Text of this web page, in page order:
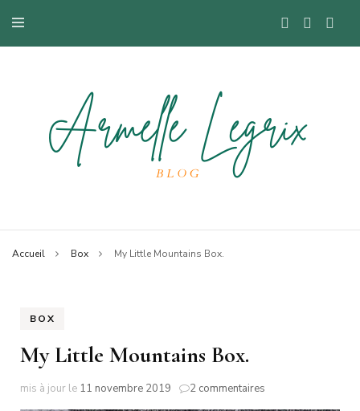
Armelle
Accueil Box My Little Mountains Box.
BOX
My Little Mountains Box.
mis à jour le 11 novembre 2019 2 commentaires